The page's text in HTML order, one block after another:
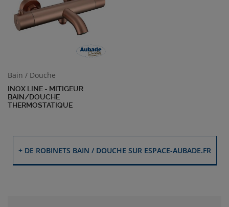
Bain / Douche
INOX LINE - MITIGEUR
BAIN/DOUCHE
THERMOSTATIQUE
+ DE ROBINETS BAIN / DOUCHE SUR ESPACE-AUBADE.FR